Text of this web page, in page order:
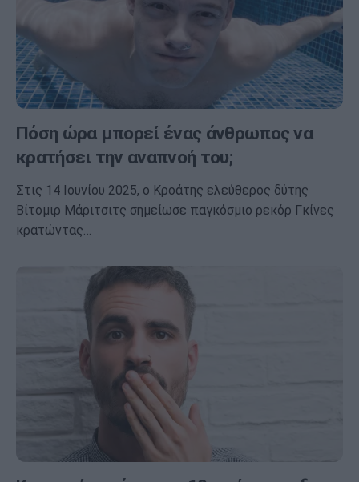
Πόση ώρα μπορεί ένας άνθρωπος να
κρατήσει την αναπνοή του;
Στις 14 Ιουνίου 2025, ο Κροάτης ελεύθερος δύτης
Βίτομιρ Μάριτσιτς σημείωσε παγκόσμιο ρεκόρ Γκίνες
κρατώντας…